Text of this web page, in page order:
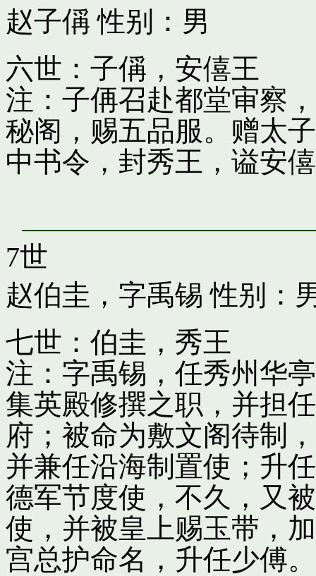
赵子偁 性别：男
六世：子偁，安僖王
注：子侢召赴都堂审察
秘阁，赐五品服。赠太
中书令，封秀王，谥安
7世
赵伯圭，字禹锡 性别：
七世：伯圭，秀王
注：字禹锡，任秀州华
集英殿修撰之职，并担
府；被命为敷文阁待制
并兼任沿海制置使；升
德军节度使，不久，又
使，并被皇上赐玉带，
宫总护命名，升任少傅